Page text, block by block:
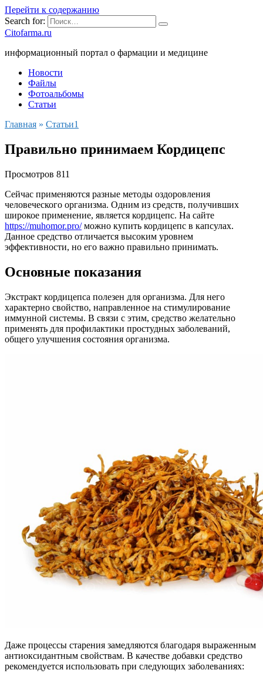
Перейти к содержанию
Search for:
Citofarma.ru
информационный портал о фармации и медицине
Новости
Файлы
Фотоальбомы
Статьи
Главная » Cтатьи1
Правильно принимаем Кордицепс
Просмотров 811
Сейчас применяются разные методы оздоровления
человеческого организма. Одним из средств, получивших
широкое применение, является кордицепс. На сайте
https://muhomor.pro/можно купить кордицепс в капсулах.
Данное средство отличается высоким уровнем
эффективности, но его важно правильно принимать.
Основные показания
Экстракт кордицепса полезен для организма. Для него
характерно свойство, направленное на стимулирование
иммунной системы. В связи с этим, средство желательно
применять для профилактики простудных заболеваний,
общего улучшения состояния организма.
Даже процессы старения замедляются благодаря выраженным
антиоксидантным свойствам. В качестве добавки средство
рекомендуется использовать при следующих заболеваниях: